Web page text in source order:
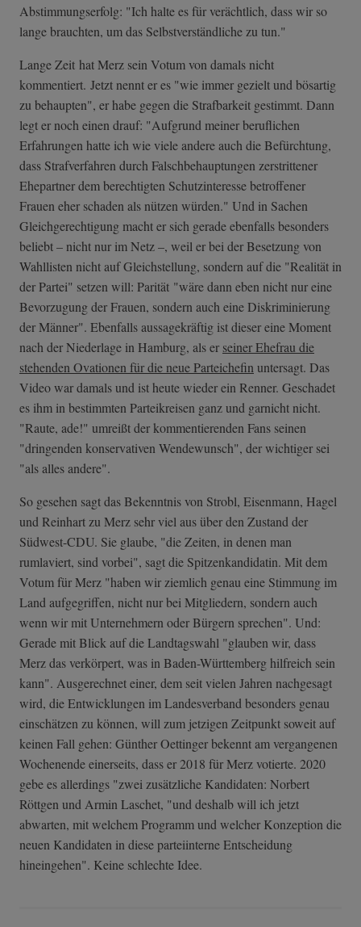
Abstimmungserfolg: "Ich halte es für verächtlich, dass wir so
lange brauchten, um das Selbstverständliche zu tun."
Lange Zeit hat Merz sein Votum von damals nicht
kommentiert. Jetzt nennt er es "wie immer gezielt und bösartig
zu behaupten", er habe gegen die Strafbarkeit gestimmt. Dann
legt er noch einen drauf: "Aufgrund meiner beruflichen
Erfahrungen hatte ich wie viele andere auch die Befürchtung,
dass Strafverfahren durch Falschbehauptungen zerstrittener
Ehepartner dem berechtigten Schutzinteresse betroffener
Frauen eher schaden als nützen würden." Und in Sachen
Gleichgerechtigung macht er sich gerade ebenfalls besonders
beliebt – nicht nur im Netz –, weil er bei der Besetzung von
Wahllisten nicht auf Gleichstellung, sondern auf die "Realität in
der Partei" setzen will: Parität "wäre dann eben nicht nur eine
Bevorzugung der Frauen, sondern auch eine Diskriminierung
der Männer". Ebenfalls aussagekräftig ist dieser eine Moment
nach der Niederlage in Hamburg, als er seiner Ehefrau die
stehenden Ovationen für die neue Parteichefin untersagt. Das
Video war damals und ist heute wieder ein Renner. Geschadet
es ihm in bestimmten Parteikreisen ganz und garnicht nicht.
"Raute, ade!" umreißt der kommentierenden Fans seinen
"dringenden konservativen Wendewunsch", der wichtiger sei
"als alles andere".
So gesehen sagt das Bekenntnis von Strobl, Eisenmann, Hagel
und Reinhart zu Merz sehr viel aus über den Zustand der
Südwest-CDU. Sie glaube, "die Zeiten, in denen man
rumlaviert, sind vorbei", sagt die Spitzenkandidatin. Mit dem
Votum für Merz "haben wir ziemlich genau eine Stimmung im
Land aufgegriffen, nicht nur bei Mitgliedern, sondern auch
wenn wir mit Unternehmern oder Bürgern sprechen". Und:
Gerade mit Blick auf die Landtagswahl "glauben wir, dass
Merz das verkörpert, was in Baden-Württemberg hilfreich sein
kann". Ausgerechnet einer, dem seit vielen Jahren nachgesagt
wird, die Entwicklungen im Landesverband besonders genau
einschätzen zu können, will zum jetzigen Zeitpunkt soweit auf
keinen Fall gehen: Günther Oettinger bekennt am vergangenen
Wochenende einerseits, dass er 2018 für Merz votierte. 2020
gebe es allerdings "zwei zusätzliche Kandidaten: Norbert
Röttgen und Armin Laschet, "und deshalb will ich jetzt
abwarten, mit welchem Programm und welcher Konzeption die
neuen Kandidaten in diese parteiinterne Entscheidung
hineingehen". Keine schlechte Idee.